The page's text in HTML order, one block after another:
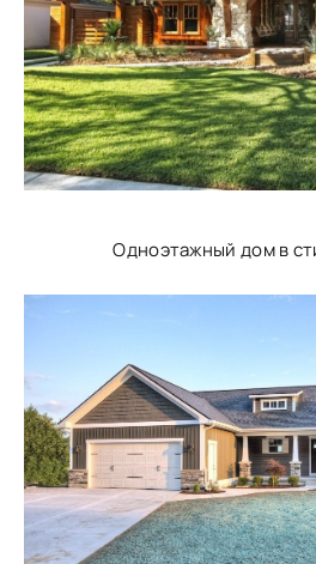
Одноэтажный дом в